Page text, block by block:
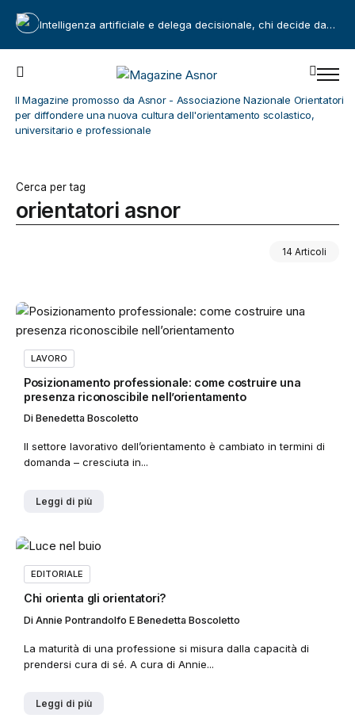
Intelligenza artificiale e delega decisionale, chi decide davvero?
Il Magazine promosso da Asnor - Associazione Nazionale Orientatori
per diffondere una nuova cultura dell'orientamento scolastico,
universitario e professionale
Cerca per tag
orientatori asnor
14 Articoli
LAVORO
Posizionamento professionale: come costruire una
presenza riconoscibile nell’orientamento
Di Benedetta Boscoletto
Il settore lavorativo dell’orientamento è cambiato in termini di
domanda – cresciuta in...
Leggi di più
EDITORIALE
Chi orienta gli orientatori?
Di Annie Pontrandolfo E Benedetta Boscoletto
La maturità di una professione si misura dalla capacità di
prendersi cura di sé. A cura di Annie...
Leggi di più